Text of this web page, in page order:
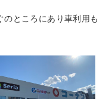
ところにあり車利用も